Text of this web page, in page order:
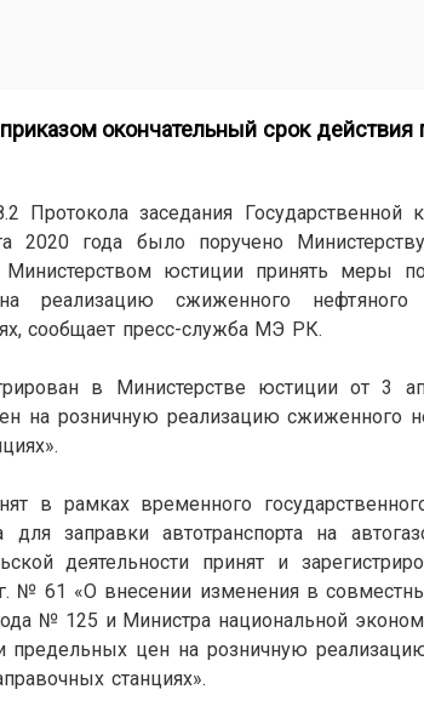
окончательный срок
Протокола заседания
2020 года было поручено
юстиции принять меры
реализацию сжиженного
сообщает пресс-служба МЭ РК.
в Министерстве юстиции от 3
на розничную реализацию сжиженного
в рамках временного
для заправки автотранспорта на
деятельности принят и
№ 61 «О внесении изменения в
№ 125 и Министра национальной
цен на розничную
станциях».